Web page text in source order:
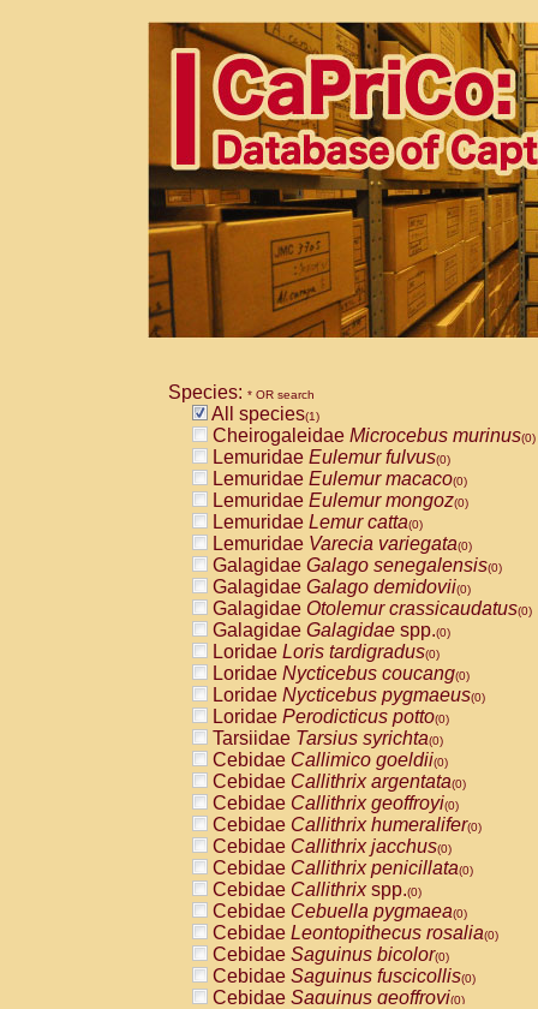
Species: * OR search
All species(1)
Cheirogaleidae Microcebus murinus(0)
Lemuridae Eulemur fulvus(0)
Lemuridae Eulemur macaco(0)
Lemuridae Eulemur mongoz(0)
Lemuridae Lemur catta(0)
Lemuridae Varecia variegata(0)
Galagidae Galago senegalensis(0)
Galagidae Galago demidovii(0)
Galagidae Otolemur crassicaudatus(0)
Galagidae Galagidae spp.(0)
Loridae Loris tardigradus(0)
Loridae Nycticebus coucang(0)
Loridae Nycticebus pygmaeus(0)
Loridae Perodicticus potto(0)
Tarsiidae Tarsius syrichta(0)
Cebidae Callimico goeldii(0)
Cebidae Callithrix argentata(0)
Cebidae Callithrix geoffroyi(0)
Cebidae Callithrix humeralifer(0)
Cebidae Callithrix jacchus(0)
Cebidae Callithrix penicillata(0)
Cebidae Callithrixspp.(0)
Cebidae Cebuella pygmaea(0)
Cebidae Leontopithecus rosalia(0)
Cebidae Saguinus bicolor(0)
Cebidae Saguinus fuscicollis(0)
Cebidae Saguinus geoffroyi(0)